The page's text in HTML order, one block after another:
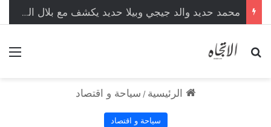
محمد حديد والد جيجي وبيلا حديد يكشف مع بلال العربي محطات من حياته لأول مرة
بحث عن
الرئيسية / سياحة و اقتصاد
سياحة و اقتصاد